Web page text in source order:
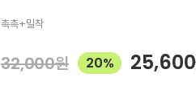
촉촉+밀착
32,000원 20% 25,600